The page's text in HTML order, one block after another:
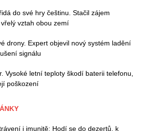
do své hry češtinu. Stačil zájem
vztah obou zemí
drony. Expert objevil nový systém ladění
signálu
Vysoké letní teploty škodí baterii telefonu,
poškození
i imunitě: Hodí se do dezertů, k